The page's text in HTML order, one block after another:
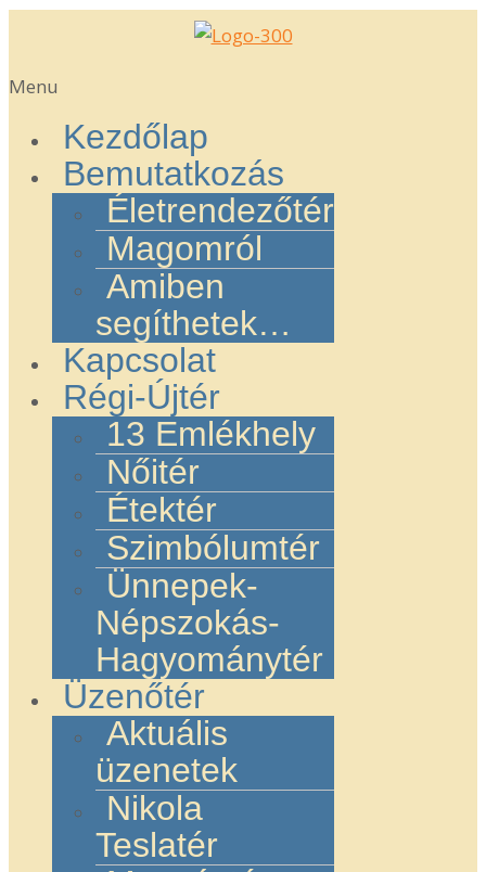
Menu
Kezdőlap
Bemutatkozás
Életrendezőtér
Magomról
Amiben
segíthetek…
Kapcsolat
Régi-Újtér
13 Emlékhely
Nőitér
Étektér
Szimbólumtér
Ünnepek-
Népszokás-
Hagyománytér
Üzenőtér
Aktuális
üzenetek
Nikola
Teslatér